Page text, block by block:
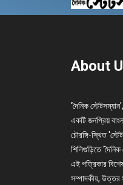
About
'দৈনিক
একটি জনপ্রিয়
চৌরঙ্গি-স্থিত
শিলিগুড়িতে
এই পত্রিকার
সম্পাদকীয়, উত্তর